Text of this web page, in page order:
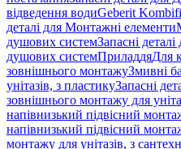
відведення водиGeberit
деталі для Монтажні елементи
душових системЗапасні
душових системПриладдяДля
зовнішнього монтажуЗмивні
унітазів, з пластикуЗапасні
зовнішнього монтажу для
напівнизький підвісний
напівнизький підвісний
монтажу для унітазів, з